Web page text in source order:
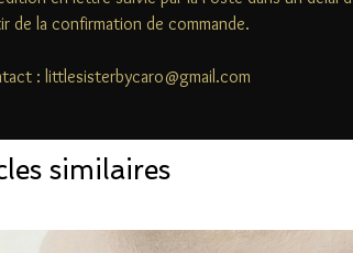
de la confirmation de commande.
: littlesisterbycaro@gmail.com
similaires